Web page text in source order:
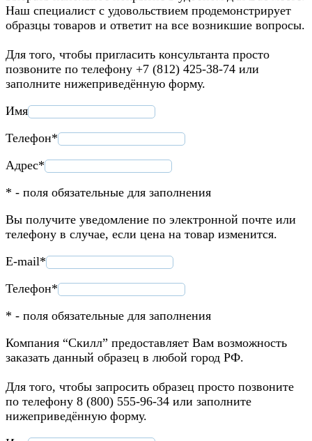
Наш специалист с удовольствием продемонстрирует
образцы товаров и ответит на все возникшие вопросы.
Для того, чтобы пригласить консультанта просто
позвоните по телефону +7 (812) 425-38-74 или
заполните нижеприведённую форму.
Имя
Телефон*
Адрес*
* - поля обязательные для заполнения
Вы получите уведомление по электронной почте или
телефону в случае, если цена на товар изменится.
E-mail*
Телефон*
* - поля обязательные для заполнения
Компания “Скилл” предоставляет Вам возможность
заказать данный образец в любой город РФ.
Для того, чтобы запросить образец просто позвоните
по телефону 8 (800) 555-96-34 или заполните
нижеприведённую форму.